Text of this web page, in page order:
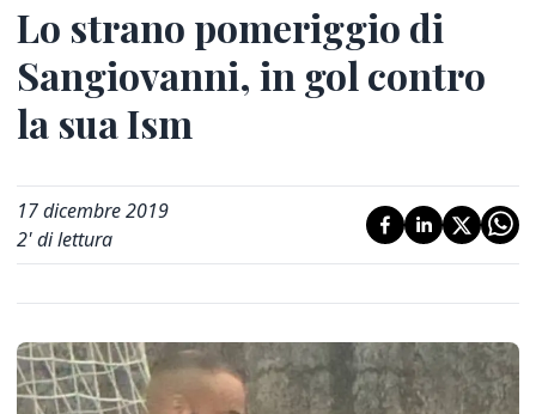
Lo strano pomeriggio di
Sangiovanni, in gol contro
la sua Ism
17 dicembre 2019
2' di lettura